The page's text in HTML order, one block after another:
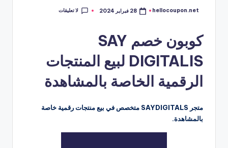
تمّ
hellocoupon.net 28 فبراير 2024 لا تعليقات
كوبون خصم SAY
DIGITALIS لبيع المنتجات
الرقمية الخاصة بالمشاهدة
متجر SAYDIGITALS متخصص في بيع منتجات رقمية خاصة
بالمشاهدة.